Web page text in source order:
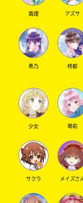
キ
オフ
真理 アズサ
希乃 柊都
少女 琴莉
サクラ メイズさ